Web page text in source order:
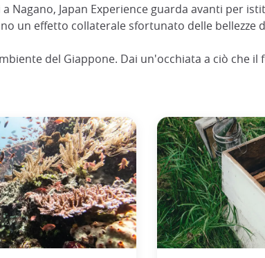
Nagano, Japan Experience guarda avanti per
un effetto collaterale sfortunato delle bellezze
del Giappone. Dai un'occhiata a ciò che il